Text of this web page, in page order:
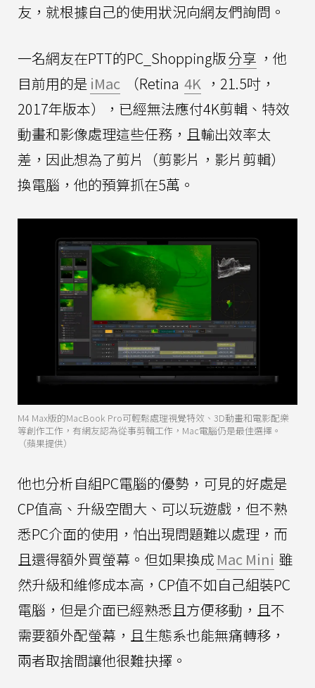
友，就根據自己的使用狀況向網友們詢問。
一名網友在PTT的PC_Shopping版分享 ，他
目前用的是 iMac （Retina 4K ，21.5吋，
2017年版本），已經無法應付4K剪輯、特效
動畫和影像處理這些任務，且輸出效率太
差，因此想為了剪片（剪影片，影片剪輯）
換電腦，他的預算抓在5萬。
M4 Max版的MacBook Pro可輕鬆處理視覺特效、3D動畫和電影配樂
等創作工作，有網友認為從事剪輯工作，Mac電腦仍是最佳選擇。
（蘋果提供）
他也分析自組PC電腦的優勢，可見的好處是
CP值高、升級空間大、可以玩遊戲，但不熟
悉PC介面的使用，怕出現問題難以處理，而
且還得額外買螢幕。但如果換成 Mac Mini 雖
然升級和維修成本高，CP值不如自己組裝PC
電腦，但是介面已經熟悉且方便移動，且不
需要額外配螢幕，且生態系也能無痛轉移，
兩者取捨間讓他很難抉擇。